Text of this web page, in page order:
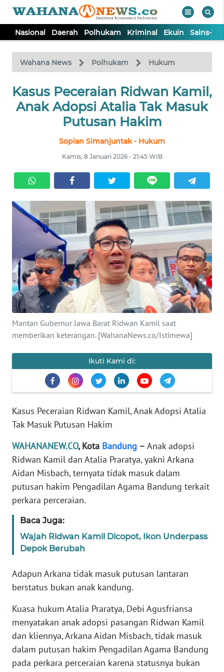
Nasional Daerah Polhukam Kriminal Ekuin Sains-
Wahana News Polhukam Hukum
Kasus Peceraian Ridwan Kamil,
Anak Adopsi Atalia Tak Masuk
Putusan Hakim
Sopian Simanjuntak - Hukum
Kamis, 8 Januari 2026 - 21:45 WIB
Mantan Gubernur Jawa Barat Ridwan Kamil saat
memberikan keterangan. [WahanaNews.co/Istimewa]
Ikuti Kami di:
Kasus Peceraian Ridwan Kamil, Anak Adopsi Atalia
Tak Masuk Putusan Hakim
WAHANANEW.CO, Kota Bandung – Anak adopsi
Ridwan Kamil dan Atalia Praratya, yakni Arkana
Aidan Misbach, ternyata tidak masuk dalam
putusan hakim Pengadilan Agama Bandung terkait
perkara perceraian.
Baca Juga:
Wajah Ridwan Kamil Dicopot, Ikon Underpass
Depok Berubah
Adapun Arkana tidak masuk putusan lantaran
berstatus bukan anak kandung.
Kuasa hukum Atalia Praratya, Debi Agusfriansa
menyatakan anak adopsi pasangan Ridwan Kamil
dan kliennya, Arkana Aidan Misbach, tidak masuk
dalam putusan hakim Pengadilan Agama Bandung
pada perkara perceraian karena statusnya bukan
TV
Tutup
NASIONAL
KRIMINAL
EKUIN
SAINS-TEKNO
KESEHATAN
INTERNASIONAL
SERBA-SERBI
OLAHRAGA
EDITORIAL
Informasi
INDEKS
BERITA
KAMI
INFO
TENTANG
PEDOMAN
MEDIA
REDAKSI